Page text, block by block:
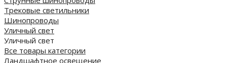
Трековые светильники
Шинопроводы
Уличный свет
Уличный свет
Все товары категории
Ландшафтное освещение